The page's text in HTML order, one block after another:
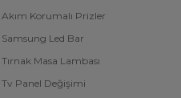
Akım Korumalı Prizler
Samsung Led Bar
Tırnak Masa Lambası
Tv Panel Değişimi